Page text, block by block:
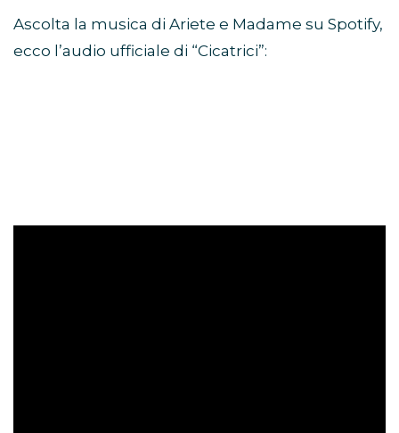
Ascolta la musica di Ariete e Madame su Spotify,
ecco l’audio ufficiale di “Cicatrici”: